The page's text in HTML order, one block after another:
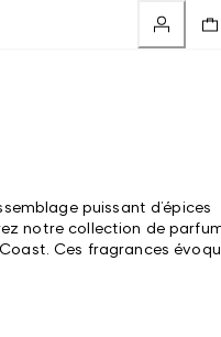
puissant d’épices
notre collection de
Ces fragrances